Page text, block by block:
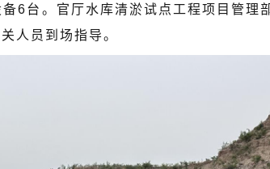
6台。官厅水库清淤试点工程项目管理
人员到场指导。